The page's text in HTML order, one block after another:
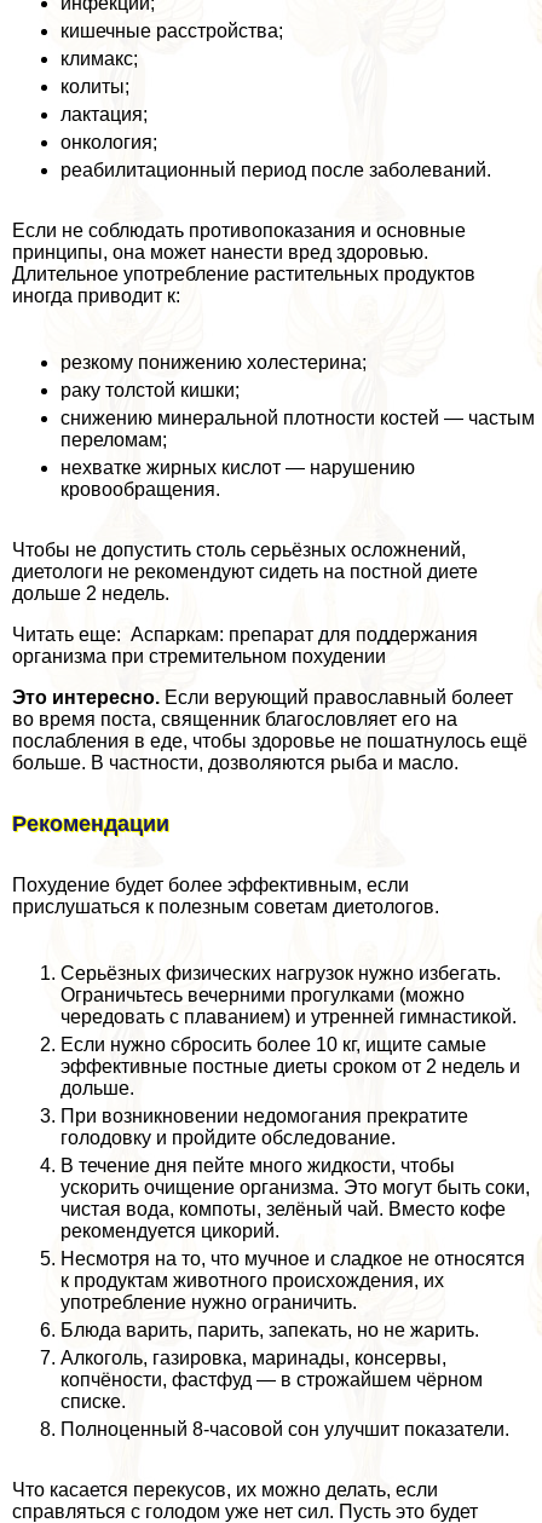
кишечные расстройства;
климaкc;
колиты;
лактация;
oнкoлoгия;
реабилитационный период после заболеваний.
Если не соблюдать противопоказания и основные
принципы, она может нанести вред здоровью.
Длительное употрeбление растительных продуктов
иногда приводит к:
резкому понижению холестерина;
paку толстой кишки;
снижению минеральной плотности костей — частым
переломам;
нехватке жирных кислот — нарушению
кровообращения.
Чтобы не допустить столь серьёзных осложнений,
диетологи не рекомендуют сидеть на постной диете
дольше 2 недель.
Читать еще: Аспаркам: препарат для поддержания
организма при стремительном похудении
Это интересно. Если верующий православный болеет
во время поста, священник благословляет его на
послабления в еде, чтобы здоровье не пошатнулось ещё
больше. В частности, дозволяются рыба и масло.
Рекомендации
Похудение будет более эффективным, если
прислушаться к полезным советам диетологов.
Серьёзных физических нагрузок нужно избегать.
Ограничьтесь вечерними прогулками (можно
чередовать с плаванием) и утренней гимнастикой.
Если нужно сбросить более 10 кг, ищите самые
эффективные постные диеты сроком от 2 недель и
дольше.
При возникновении недомогания прекратите
голодовку и пройдите обследование.
В течение дня пейте много жидкости, чтобы
ускорить очищение организма. Это могут быть соки,
чистая вода, компоты, зелёный чай. Вместо кофе
рекомендуется цикорий.
Несмотря на то, что мучное и сладкое не относятся
к продуктам животного происхождения, их
употрeбление нужно ограничить.
Блюда варить, парить, запекать, но не жарить.
Алкоголь, газировка, маринады, консервы,
копчёности, фастфуд — в строжайшем чёрном
списке.
Полноценный 8-часовой сон улучшит показатели.
Что касается перекусов, их можно делать, если
справляться с голодом уже нет сил. Пусть это будет